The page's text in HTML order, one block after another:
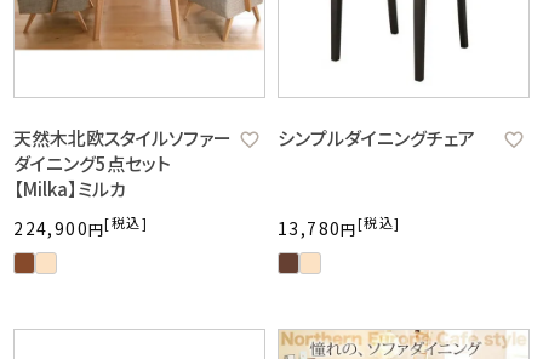
天然木北欧スタイルソファー
ダイニング5点セット
【Milka】ミルカ
224,900 税込
シンプルダイニングチェア
13,780 税込